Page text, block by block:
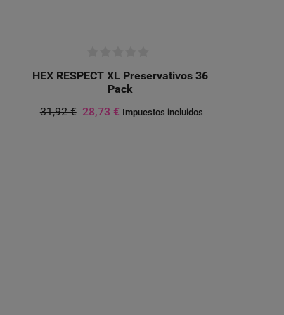
HEX RESPECT XL Preservativos 36
Pack
31,92 € 28,73 € Impuestos incluidos